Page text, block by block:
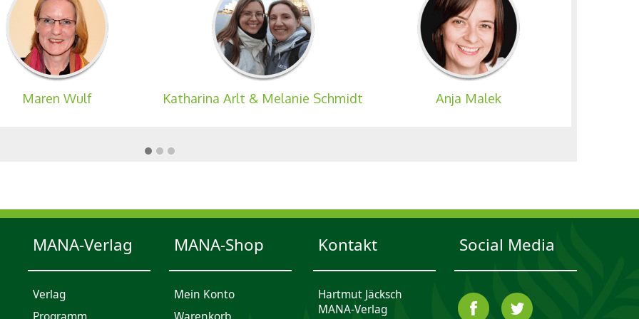
Maren Wulf Katharina Arlt & Melanie Schmidt Anja Malek
MANA-Verlag
Verlag
MANA-Shop
Mein Konto
Kontakt
Hartmut Jäcksch
MANA-Verlag
Social Media